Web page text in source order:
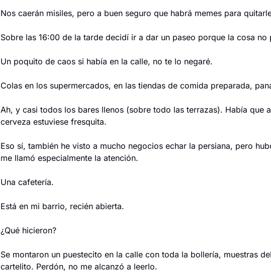
Nos caerán misiles, pero a buen seguro que habrá memes para
Sobre las 16:00 de la tarde decidí ir a dar un paseo porque la cosa no
Un poquito de caos si había en la calle, no te lo negaré.
Colas en los supermercados, en las tiendas de comida preparada,
Ah, y casi todos los bares llenos (sobre todo las terrazas). Había que
cerveza estuviese fresquita.
Eso sí, también he visto a mucho negocios echar la persiana, pero
me llamó especialmente la atención.
Una cafetería.
Está en mi barrio, recién abierta.
¿Qué hicieron?
Se montaron un puestecito en la calle con toda la bollería, muestras
cartelito. Perdón, no me alcanzó a leerlo.